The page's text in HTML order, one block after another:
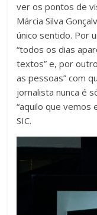
ver os pontos de
Márcia Silva
único sentido. Por
“todos os dias
textos” e, por
as pessoas” com
jornalista nunca é
“aquilo que vemos
SIC.